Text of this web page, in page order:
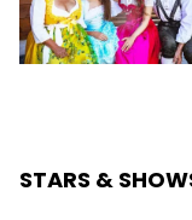
STARS &